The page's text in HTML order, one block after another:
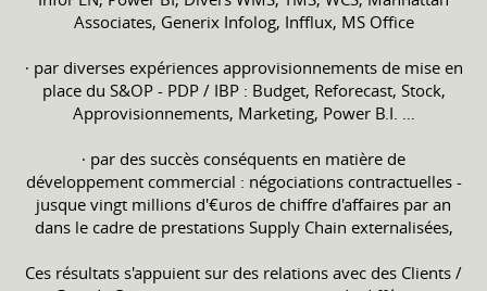
Associates, Generix Infolog, Infflux, MS Office
∙ par diverses expériences approvisionnements de mise en
place du S&OP - PDP / IBP : Budget, Reforecast, Stock,
Approvisionnements, Marketing, Power B.I. …
∙ par des succès conséquents en matière de
développement commercial : négociations contractuelles -
jusque vingt millions d'€uros de chiffre d'affaires par an
dans le cadre de prestations Supply Chain externalisées,
Ces résultats s'appuient sur des relations avec des Clients /